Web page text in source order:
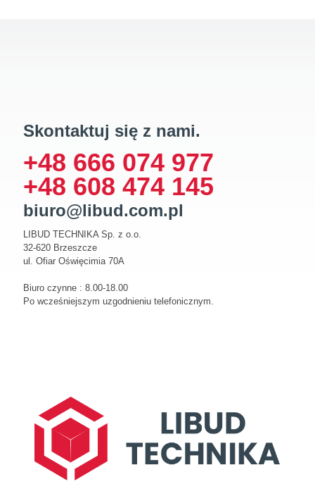
Skontaktuj się z nami.
+48 666 074 977
+48 608 474 145
biuro@libud.com.pl
LIBUD TECHNIKA Sp. z o.o.
32-620 Brzeszcze
ul. Ofiar Oświęcimia 70A
Biuro czynne : 8.00-18.00
Po wcześniejszym uzgodnieniu telefonicznym.